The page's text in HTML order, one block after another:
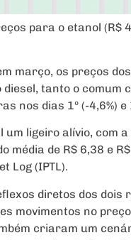
para o etanol (R$
março, os preços
tanto o comum
nos dias 1º (-4,6%) e
ligeiro alívio, com
média de R$ 6,38 e
Log (IPTL).
diretos dos
movimentos no
criaram um